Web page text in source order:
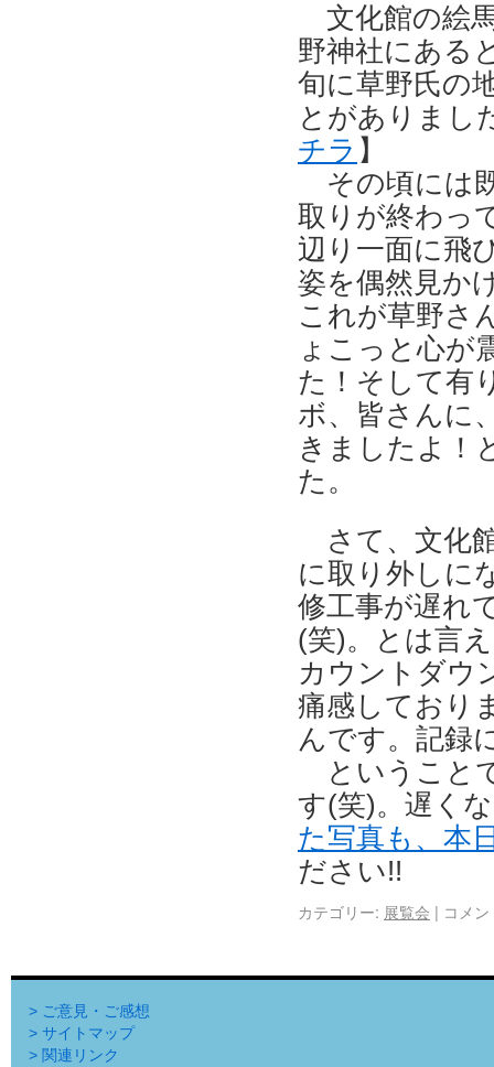
文化館の絵
野神社にある
旬に草野氏の
とがありまし
チラ 】
その頃には
取りが終わっ
辺り一面に飛
姿を偶然見か
これが草野さ
ょこっと心が
た！そして有
ボ、皆さんに
きましたよ！
た。
さて、文化
に取り外しに
修工事が遅れ
(笑)。とは言
カウントダウ
痛感しており
んです。記録
ということ
す(笑)。遅く
た写真も、本
ださい!!
カテゴリー: 展覧会 | コメ
> ご意見・ご感想
> サイトマップ
> 関連リンク